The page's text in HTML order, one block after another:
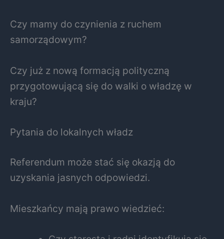
Czy mamy do czynienia z ruchem
samorządowym?
Czy już z nową formacją polityczną
przygotowującą się do walki o władzę w
kraju?
Pytania do lokalnych władz
Referendum może stać się okazją do
uzyskania jasnych odpowiedzi.
Mieszkańcy mają prawo wiedzieć: